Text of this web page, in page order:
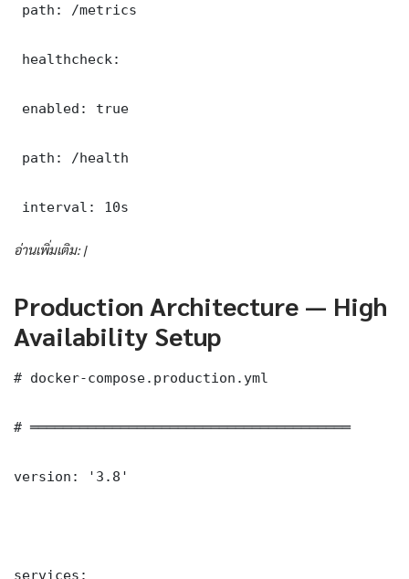
path: /metrics
healthcheck:
enabled: true
path: /health
interval: 10s
อ่านเพิ่มเติม: |
Production Architecture — High
Availability Setup
# docker-compose.production.yml
# ═══════════════════════════════════════
version: '3.8'
services: